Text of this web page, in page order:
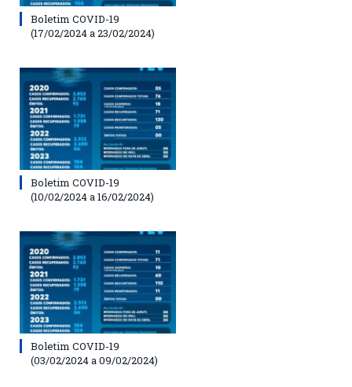
Boletim COVID-19
(17/02/2024 a 23/02/2024)
Boletim COVID-19
(10/02/2024 a 16/02/2024)
Boletim COVID-19
(03/02/2024 a 09/02/2024)